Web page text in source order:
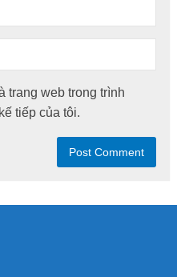
trang web trong trình
tiếp của tôi.